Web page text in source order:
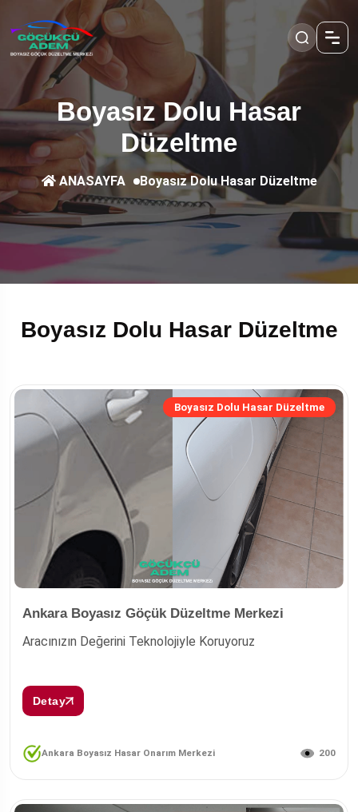
Boyasız Dolu Hasar
Düzeltme
ANASAYFA Boyasız Dolu Hasar Düzeltme
Boyasız Dolu Hasar Düzeltme
Boyasız Dolu Hasar Düzeltme
Ankara Boyasız Göçük Düzeltme Merkezi
Aracınızın Değerini Teknolojiyle Koruyoruz
Detay
Ankara Boyasız Hasar Onarım Merkezi 200